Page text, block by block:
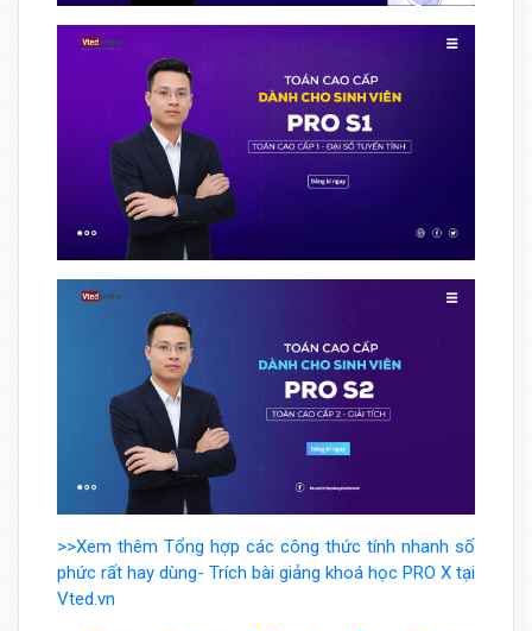
>>Xem thêm Tổng hợp các công thức tính nhanh số
phức rất hay dùng- Trích bài giảng khoá học PRO X tại
Vted.vn